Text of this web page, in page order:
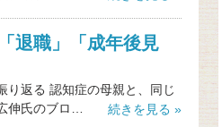
退職」「成年後見
り返る 認知症の母親と、同じ
伸氏のブロ…
続きを見る »